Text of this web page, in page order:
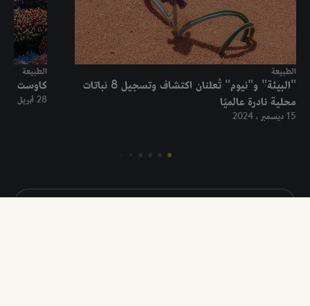
الطبيعة
"البيئة" و"نيوم" تُعلنان اكتشاف وتسجيل 8 نباتات
محلية نادرة عالميًا
15 ديسمبر ، 2024
الطبيعة
كاوست
28 أبريل ، 2024